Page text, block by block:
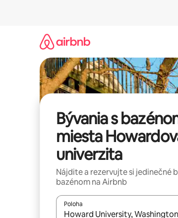
Bývania s
miesta
univerzita
Nájdite a rezervujte si jedinečné
bazénom na Airbnb
Poloha
Keď budú výsledky k dispozícii,